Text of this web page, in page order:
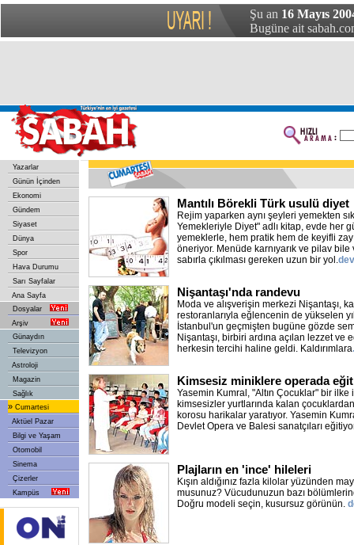
Şu an 16 Mayıs
Bugüne ait
Yazarlar
Günün İçinden
Ekonomi
Gündem
Siyaset
Dünya
Spor
Hava Durumu
Sarı Sayfalar
Ana Sayfa
Dosyalar
Arşiv
Günaydın
Televizyon
Astroloji
Magazin
Sağlık
» Cumartesi
Aktüel Pazar
Bilgi ve Yaşam
Otomobil
Sinema
Çizerler
Kampüs
Mantılı Börekli Türk usulü diyet
Rejim yaparken aynı şeyleri yemekten
Yemekleriyle Diyet" adlı kitap, evde her
yemeklerle, hem pratik hem de keyifli
öneriyor. Menüde karnıyarık ve pilav bile
sabırla çıkılması gereken uzun bir yol.
Nişantaşı'nda randevu
Moda ve alışverişin merkezi Nişantaşı,
restoranlarıyla eğlencenin de yükselen
İstanbul'un geçmişten bugüne gözde
Nişantaşı, birbiri ardına açılan lezzet ve
herkesin tercihi haline geldi. Kaldırımlara
Kimsesiz miniklere operada
Yasemin Kumral, "Altın Çocuklar" bir ilke
kimsesizler yurtlarında kalan
korosu harikalar yaratıyor. Yasemin
Devlet Opera ve Balesi sanatçıları
Plajların en 'ince' hileleri
Kışın aldığınız fazla kilolar yüzünden
musunuz? Vücudunuzun bazı
Doğru modeli seçin, kusursuz görünün.